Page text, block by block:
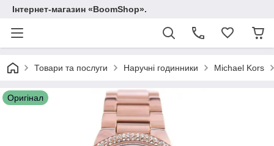
Інтернет-магазин «BoomShop».
Товари та послуги Наручні годинники Michael Kors
Оригінал